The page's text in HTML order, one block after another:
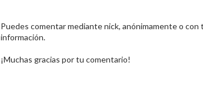
Puedes comentar mediante nick, anónimamente o
información.
¡Muchas gracias por tu comentario!